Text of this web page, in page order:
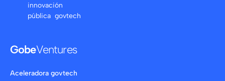
innovación
pública govtech
GobeVentures
Aceleradora govtech